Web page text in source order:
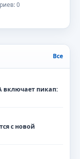
0
Все
включает пикап:
с новой